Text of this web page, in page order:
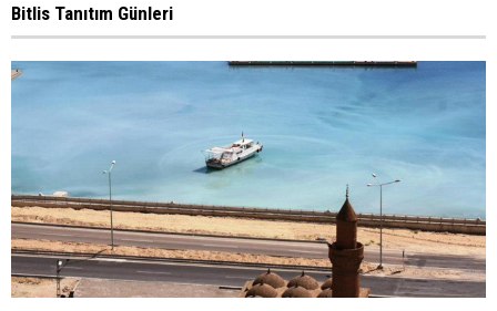
Bitlis Tanıtım Günleri